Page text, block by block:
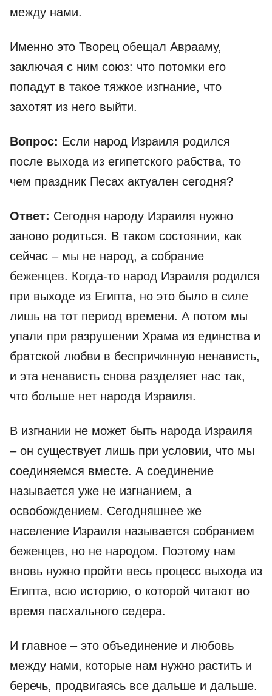
между нами.
Именно это Творец обещал Аврааму,
заключая с ним союз: что потомки его
попадут в такое тяжкое изгнание, что
захотят из него выйти.
Вопрос: Если народ Израиля родился
после выхода из египетского рабства, то
чем праздник Песах актуален сегодня?
Ответ: Сегодня народу Израиля нужно
заново родиться. В таком состоянии, как
сейчас – мы не народ, а собрание
беженцев. Когда-то народ Израиля родился
при выходе из Египта, но это было в силе
лишь на тот период времени. А потом мы
упали при разрушении Храма из единства и
братской любви в беспричинную ненависть,
и эта ненависть снова разделяет нас так,
что больше нет народа Израиля.
В изгнании не может быть народа Израиля
– он существует лишь при условии, что мы
соединяемся вместе. А соединение
называется уже не изгнанием, а
освобождением. Сегодняшнее же
население Израиля называется собранием
беженцев, но не народом. Поэтому нам
вновь нужно пройти весь процесс выхода из
Египта, всю историю, о которой читают во
время пасхального седера.
И главное – это объединение и любовь
между нами, которые нам нужно растить и
беречь, продвигаясь все дальше и дальше.